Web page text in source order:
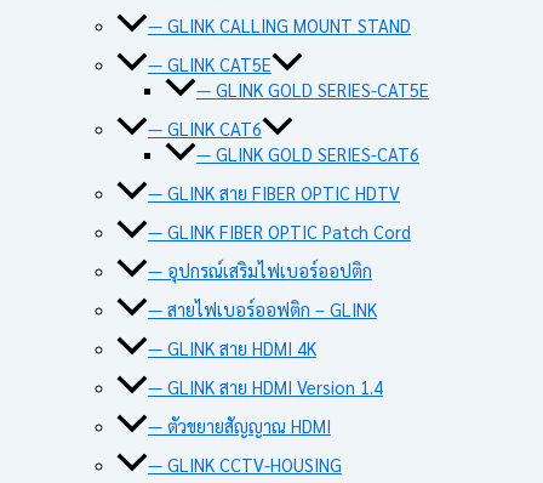
— GLINK CALLING MOUNT STAND
— GLINK CAT5E
— GLINK GOLD SERIES-CAT5E
— GLINK CAT6
— GLINK GOLD SERIES-CAT6
— GLINK สาย FIBER OPTIC HDTV
— GLINK FIBER OPTIC Patch Cord
— อุปกรณ์เสริมไฟเบอร์ออปติก
— สายไฟเบอร์ออฟติก – GLINK
— GLINK สาย HDMI 4K
— GLINK สาย HDMI Version 1.4
— ตัวขยายสัญญาณ HDMI
— GLINK CCTV-HOUSING